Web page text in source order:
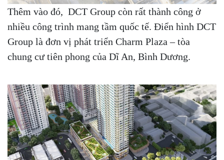
Thêm vào đó, DCT Group còn rất thành công ở
nhiều công trình mang tầm quốc tế. Điển hình DCT
Group là đơn vị phát triển Charm Plaza – tòa
chung cư tiên phong của Dĩ An, Bình Dương.